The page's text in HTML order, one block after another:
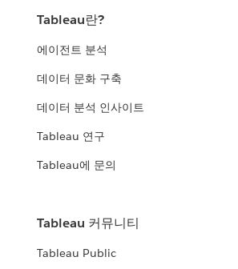
Tableau란?
에이전트 분석
데이터 문화 구축
데이터 분석 인사이트
Tableau 연구
Tableau에 문의
Tableau 커뮤니티
Tableau Public